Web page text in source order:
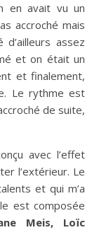
en avait vu un
accroché mais
assez
et on était un
et finalement,
Le rythme est
de suite,
avec l’effet
l’extérieur. Le
et qui m’a
est composée
Meis, Loïc